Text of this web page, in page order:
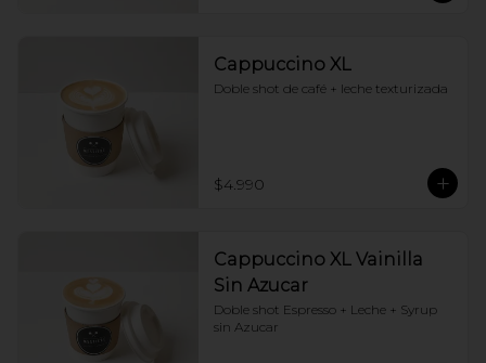
Cappuccino XL
Doble shot de café + leche texturizada
$4.990
Cappuccino XL Vainilla
Sin Azucar
Doble shot Espresso + Leche + Syrup
sin Azucar